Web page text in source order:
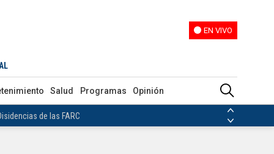
EN VIVO
Salud Programas Opinión
de las FARC
de las FARC